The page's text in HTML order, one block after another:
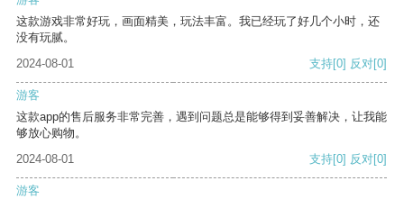
这款游戏非常好玩，画面精美，玩法丰富。我已经玩了好几个小时，还
没有玩腻。
2024-08-01
支持[0] 反对[0]
游客
这款app的售后服务非常完善，遇到问题总是能够得到妥善解决，让我能
够放心购物。
2024-08-01
支持[0] 反对[0]
游客